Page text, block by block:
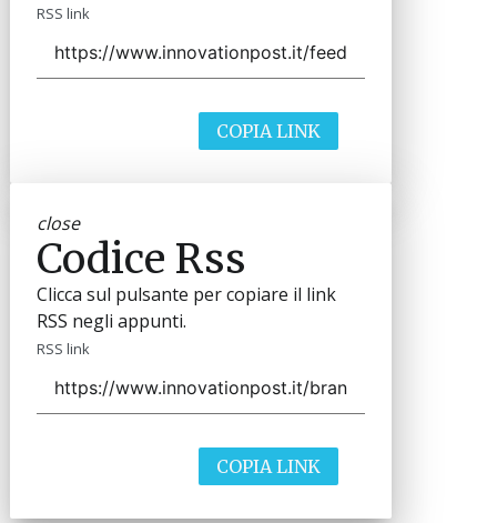
RSS link
COPIA LINK
close
Codice Rss
Clicca sul pulsante per copiare il link
RSS negli appunti.
RSS link
COPIA LINK